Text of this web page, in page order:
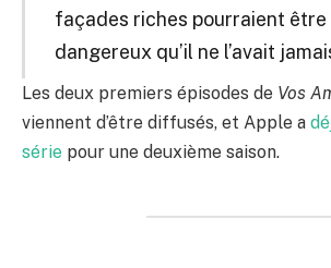
façades riches pourraient être
dangereux qu’il ne l’avait
Les deux premiers épisodes de Vos
viennent d’être diffusés, et Apple a
série pour une deuxième saison.